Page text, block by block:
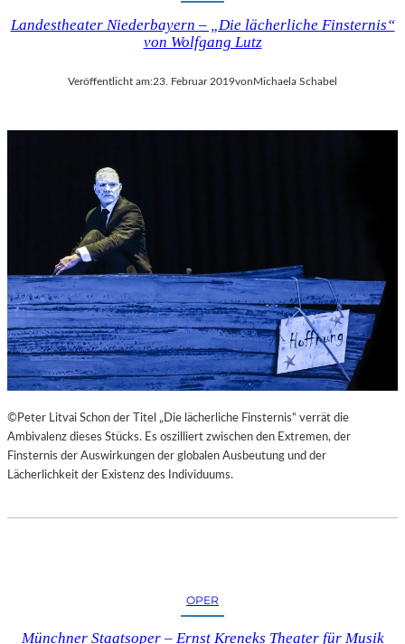
Landestheater Niederbayern – „Die lächerliche Finsternis“
von Wolfgang Lutz
Veröffentlicht am:23. Februar 2019vonMichaela Schabel
©Peter Litvai Schon der Titel „Die lächerliche Finsternis“ verrät die
Ambivalenz dieses Stücks. Es oszilliert zwischen den Extremen, der
Finsternis der Auswirkungen der globalen Ausbeutung und der
Lächerlichkeit der Existenz des Individuums.
OPER
Münchner Staatsoper – Ernst Kreneks Theater für Musik